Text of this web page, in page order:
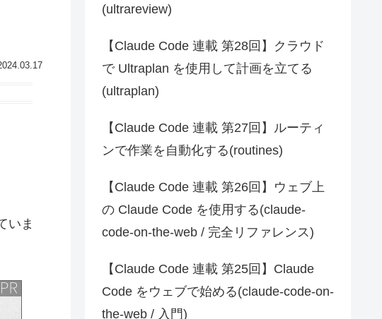
いま
(ultrareview)
【Claude Code 連載 第28回】クラウド
で Ultraplan を使用して計画を立てる
(ultraplan)
【Claude Code 連載 第27回】ルーティ
ンで作業を自動化する(routines)
【Claude Code 連載 第26回】ウェブ上
の Claude Code を使用する(claude-
code-on-the-web / 完全リファレンス)
【Claude Code 連載 第25回】Claude
Code をウェブで始める(claude-code-on-
the-web / 入門)